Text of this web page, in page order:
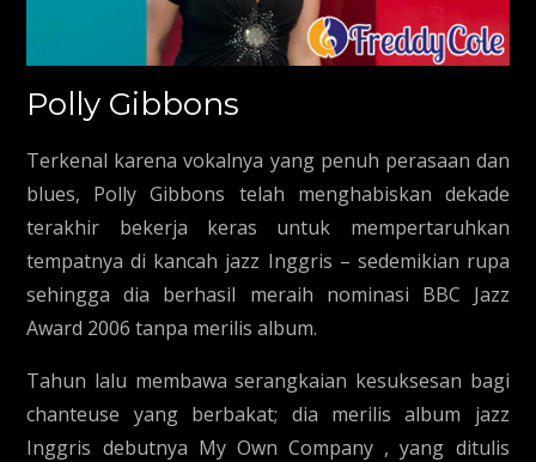
Polly Gibbons
Terkenal karena vokalnya yang penuh perasaan dan
blues, Polly Gibbons telah menghabiskan dekade
terakhir bekerja keras untuk mempertaruhkan
tempatnya di kancah jazz Inggris – sedemikian rupa
sehingga dia berhasil meraih nominasi BBC Jazz
Award 2006 tanpa merilis album.
Tahun lalu membawa serangkaian kesuksesan bagi
chanteuse yang berbakat; dia merilis album jazz
Inggris debutnya My Own Company , yang ditulis